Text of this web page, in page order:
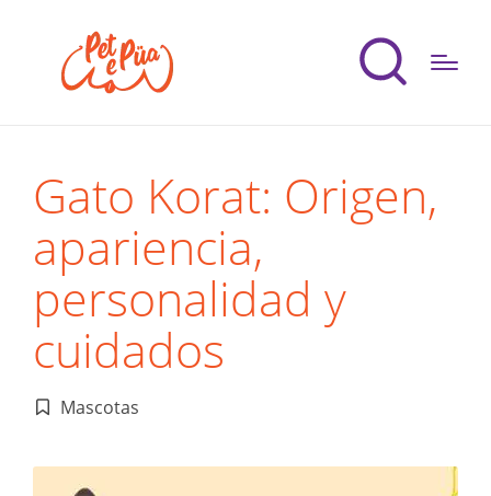
Gato Korat: Origen,
apariencia,
personalidad y
cuidados
Publicado
Mascotas